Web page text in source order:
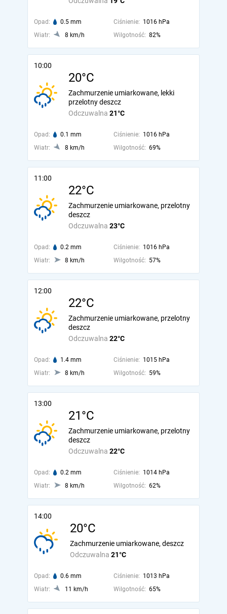
Opad: 0.5 mm Ciśnienie: 1016 hPa
Wiatr:
8 km/h Wilgotność: 82%
10:00
20°C
Odczuwalna 21°C
Zachmurzenie umiarkowane, lekki
przelotny deszcz
Opad: 0.1 mm Ciśnienie: 1016 hPa
Wiatr:
8 km/h Wilgotność: 69%
11:00
22°C
Odczuwalna 23°C
Zachmurzenie umiarkowane, przelotny
deszcz
Opad: 0.2 mm Ciśnienie: 1016 hPa
Wiatr:
8 km/h Wilgotność: 57%
12:00
22°C
Odczuwalna 22°C
Zachmurzenie umiarkowane, przelotny
deszcz
Opad: 1.4 mm Ciśnienie: 1015 hPa
Wiatr:
8 km/h Wilgotność: 59%
13:00
21°C
Odczuwalna 22°C
Zachmurzenie umiarkowane, przelotny
deszcz
Opad: 0.2 mm Ciśnienie: 1014 hPa
Wiatr:
8 km/h Wilgotność: 62%
14:00
20°C
Odczuwalna 21°C
Zachmurzenie umiarkowane, deszcz
Opad: 0.6 mm Ciśnienie: 1013 hPa
Wiatr:
11 km/h Wilgotność: 65%